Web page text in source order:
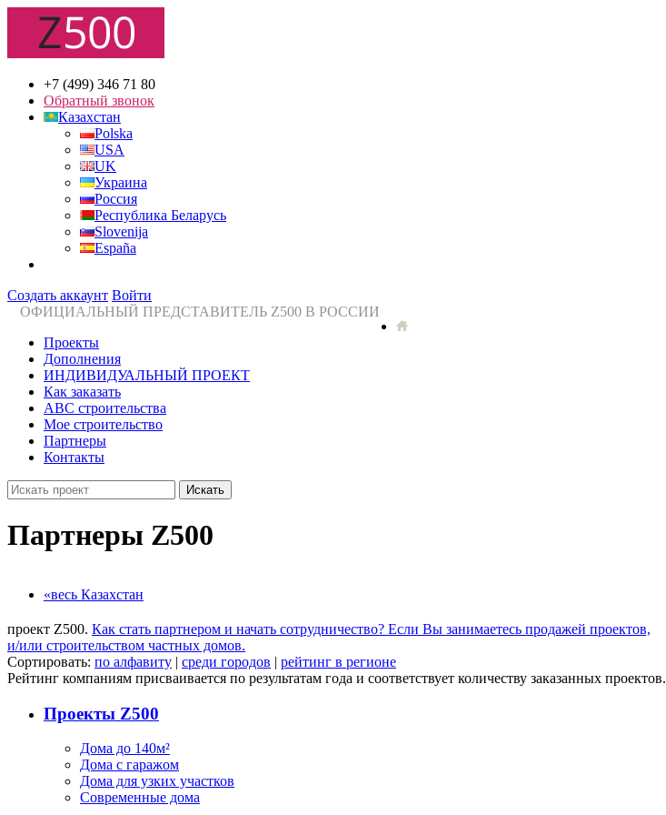
+7 (499) 346 71 80
Обратный звонок
Казахстан
Polska
USA
UK
Украина
Россия
Республика Беларусь
Slovenija
España
Создать аккаунт Войти
ОФИЦИАЛЬНЫЙ ПРЕДСТАВИТЕЛЬ Z500 В РОССИИ
Проекты
Дополнения
ИНДИВИДУАЛЬНЫЙ ПРОЕКТ
Как заказать
ABC строительства
Мое строительство
Партнеры
Контакты
Искать
Партнеры Z500
«весь Казахстан
проект Z500. Как стать партнером и начать сотрудничество? Если Вы занимаетесь продажей проектов,
и/или строительством частных домов.
Сортировать: по алфавиту | среди городов | рейтинг в регионе
Рейтинг компаниям присваивается по результатам года и соответствует количеству заказанных проектов.
Проекты Z500
Дома до 140м²
Дома с гаражом
Дома для узких участков
Современные дома